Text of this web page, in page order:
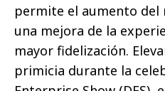
permite el aumento del
una mejora de la
mayor fidelización.
primicia durante la